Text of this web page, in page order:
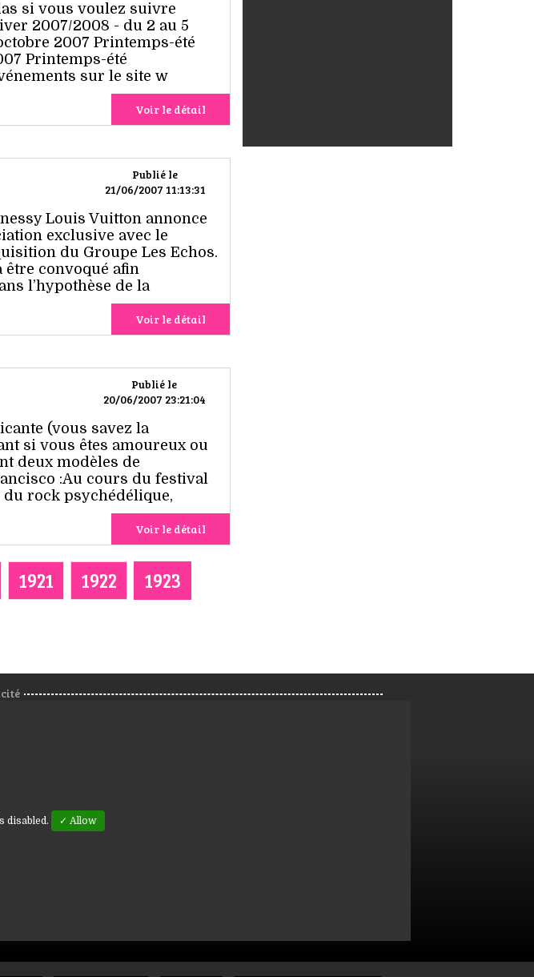
si vous voulez suivre
2007/2008 - du 2 au 5
2007 Printemps-été
Printemps-été
sur le site w
Voir le détail
Publié le
21/06/2007 11:13:31
Louis Vuitton annonce
exclusive avec le
du Groupe Les Echos.
être convoqué afin
l’hypothèse de la
Voir le détail
Publié le
20/06/2007 23:21:04
(vous savez la
si vous êtes amoureux ou
deux modèles de
:Au cours du festival
rock psychédélique,
Voir le détail
1921 1922
1923
disabled. ✓ Allow